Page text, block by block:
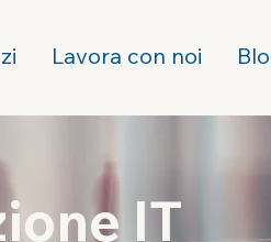
Lavora con noi
IT